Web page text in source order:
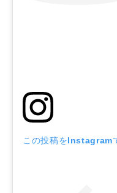
この投稿をInstagram